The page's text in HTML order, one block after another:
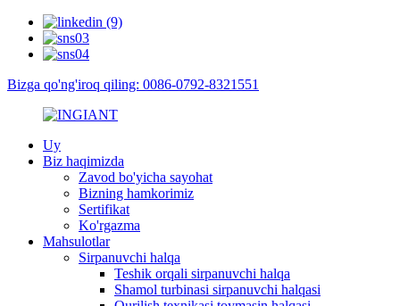
Bizga qo'ng'iroq qiling: 0086-0792-8321551
Uy
Biz haqimizda
Zavod bo'yicha sayohat
Bizning hamkorimiz
Sertifikat
Ko'rgazma
Mahsulotlar
Sirpanuvchi halqa
Teshik orqali sirpanuvchi halqa
Shamol turbinasi sirpanuvchi halqasi